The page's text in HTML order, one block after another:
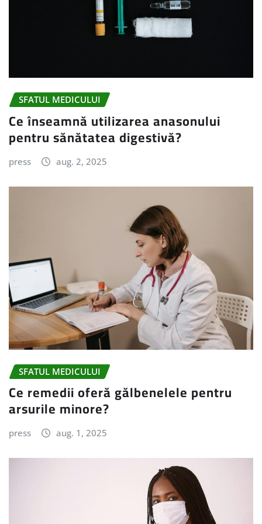
SFATUL MEDICULUI
Ce înseamnă utilizarea anasonului
pentru sănătatea digestivă?
press aug. 2, 2025
SFATUL MEDICULUI
Ce remedii oferă gălbenelele pentru
arsurile minore?
press aug. 1, 2025